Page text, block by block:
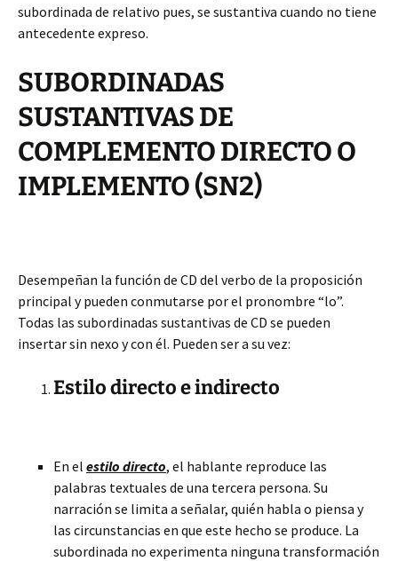
subordinada de relativo pues, se sustantiva cuando no tiene
antecedente expreso.
SUBORDINADAS
SUSTANTIVAS DE
COMPLEMENTO DIRECTO O
IMPLEMENTO (SN2)
Desempeñan la función de CD del verbo de la proposición
principal y pueden conmutarse por el pronombre “lo”.
Todas las subordinadas sustantivas de CD se pueden
insertar sin nexo y con él. Pueden ser a su vez:
Estilo directo e indirecto
En el estilo directo, el hablante reproduce las
palabras textuales de una tercera persona. Su
narración se limita a señalar, quién habla o piensa y
las circunstancias en que este hecho se produce. La
subordinada no experimenta ninguna transformación